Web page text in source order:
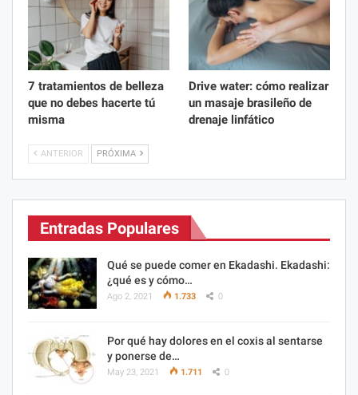
7 tratamientos de belleza
que no debes hacerte tú
misma
Drive water: cómo realizar
un masaje brasileño de
drenaje linfático
ANTERIOR PRÓXIMA
Entradas Populares
Qué se puede comer en Ekadashi. Ekadashi:
¿qué es y cómo…
Ago 2, 2021 1.733 0
Por qué hay dolores en el coxis al sentarse
y ponerse de…
May 23, 2021 1.711 0